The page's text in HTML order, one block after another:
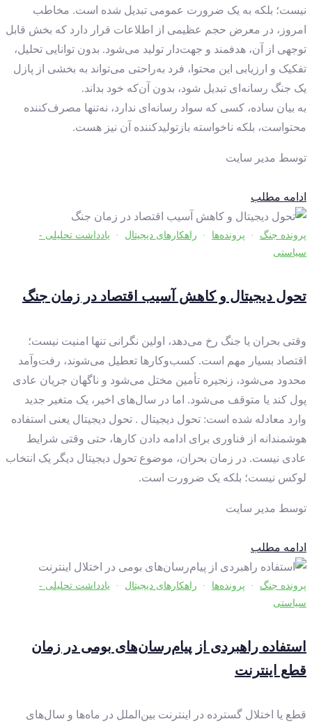
نیست؛ بلکه به یک ضرورت عمومی تبدیل شده است. مخاطب
امروز، در معرض حجم عظیمی از اطلاعات قرار دارد که بخش قابل
توجهی از آن، هدفمند و جهت‌دار تولید می‌شود. بدون توانایی تحلیل،
تفکیک و ارزیابی این محتوا، فرد به‌راحتی می‌تواند به بخشی از پازل
یک جنگ رسانه‌ای تبدیل شود، بدون آن‌که خود بداند.
به بیان ساده، کسی که سواد رسانه‌ای ندارد، نه‌تنها مصرف‌کننده
محتواست، بلکه ناخواسته بازتولیدکننده آن نیز هست.
توسط مدیر سایت
ادامه مطلب
پرونده جنگ · پرونده‌ها · راهکارهای دیجیتال · یادداشت تحلیلی -
سیاستی
تحول دیجیتال و کاهش آسیب اقتصاد در زمان جنگ
وقتی بحران یا جنگ رخ می‌دهد، اولین نگرانی تنها امنیت نیست؛
اقتصاد بسیار مهم است. کسب‌وکارها تعطیل می‌شوند، رفت‌وآمد
محدود می‌شود، زنجیره تأمین مختل می‌شود و ناگهان جریان عادی
پول کند یا متوقف می‌شود. اما در سال‌های اخیر، یک متغیر جدید
وارد معادله شده است: تحول دیجیتال . تحول دیجیتال یعنی استفاده
هوشمندانه از فناوری برای ادامه دادن کارها، حتی وقتی شرایط
عادی نیست. در زمان بحران، موضوع تحول دیجیتال دیگر یک انتخاب
لوکس نیست؛ بلکه یک ضرورت است.
توسط مدیر سایت
ادامه مطلب
پرونده جنگ · پرونده‌ها · راهکارهای دیجیتال · یادداشت تحلیلی -
سیاستی
استفاده راهبردی از پیام‌رسان‌های بومی در زمان
قطع اینترنت
قطع یا اختلال گسترده در اینترنت بین‌الملل در ماه‌ها و سال‌های